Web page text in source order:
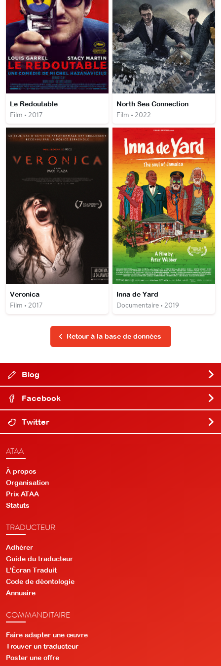
Le Redoutable
Film • 2017
North Sea Connection
Film • 2022
Veronica
Film • 2017
Inna de Yard
Documentaire • 2019
Retour à la base de données
Blog
Facebook
Twitter
ATAA
À propos
Organisation
Prix ATAA
Statuts
TRADUCTEUR
Adhérer
Guide du traducteur
L'Écran Traduit
Code de déontologie
Annuaire
COMMANDITAIRE
Faire adapter une œuvre
Trouver un traducteur
Poster une offre